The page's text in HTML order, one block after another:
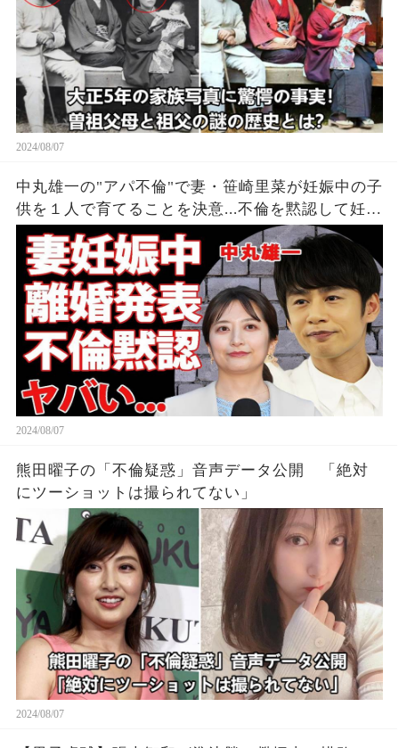
2024/08/07
中丸雄一の"アパ不倫"で妻・笹崎里菜が妊娠中の子
供を１人で育てることを決意...不倫を黙認して妊娠
を発表しなかった裏側に涙が零れ落ちた...『KAT-
TUN』亀梨和也の怒りの本音がヤバすぎた...
2024/08/07
熊田曜子の「不倫疑惑」音声データ公開 「絶対
にツーショットは撮られてない」
2024/08/07